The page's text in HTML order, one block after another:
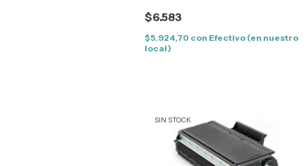
TN1000/1030/1050/1060/1070/1075
$6.583
$5.924,70 con Efectivo (en nuestro
local)
SIN STOCK